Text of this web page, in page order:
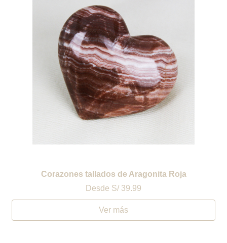
Corazones tallados de Aragonita Roja
Desde S/ 39.99
Ver más